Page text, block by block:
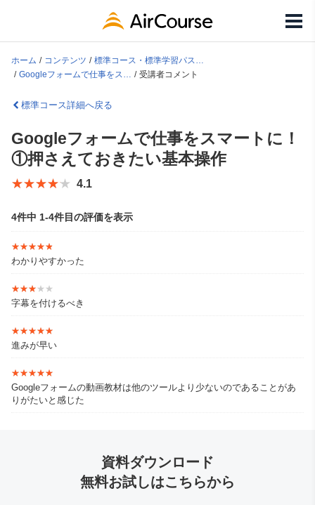
ホーム コンテンツ
標準コース・標準学習パス一覧
Googleフォームで仕事をスマートに！①押さえておきたい基本操作
受講者コメント
標準コース詳細へ戻る
Googleフォームで仕事をスマートに！
①押さえておきたい基本操作
★★★★★
★★★★★ 4.1
4件中 1-4件目の評価を表示
★★★★★
★★★★★
わかりやすかった
★★★★★
★★★★★
字幕を付けるべき
★★★★★
★★★★★
進みが早い
★★★★★
★★★★★
Googleフォームの動画教材は他のツールより少ないのであることがあ
りがたいと感じた
資料ダウンロード
無料お試しはこちらから